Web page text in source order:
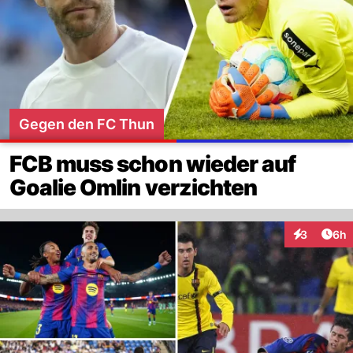
Gegen den FC Thun
FCB muss schon wieder auf
Goalie Omlin verzichten
3 6h